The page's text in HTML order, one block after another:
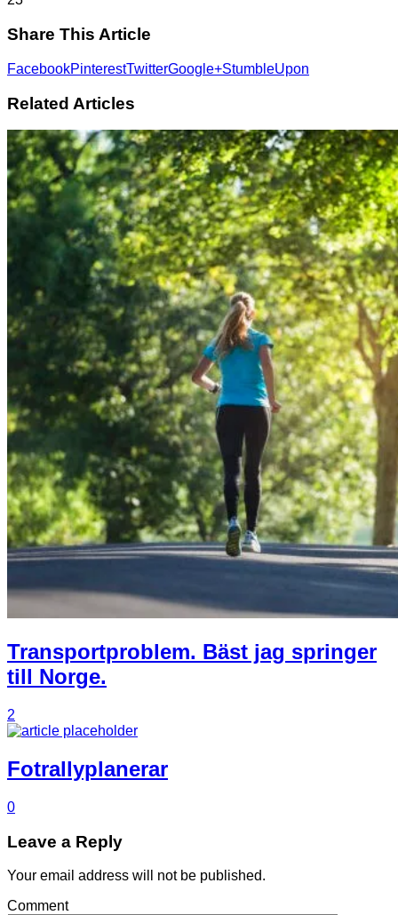
Share This Article
FacebookPinterestTwitterGoogle+StumbleUpon
Related Articles
Transportproblem. Bäst jag springer
till Norge.
2
Fotrallyplanerar
0
Leave a Reply
Your email address will not be published.
Comment